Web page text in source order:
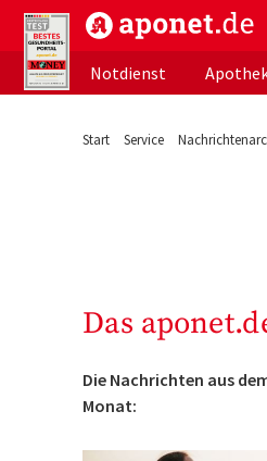
aponet.de - Das
Notdienst
Start Service
Das
Die Nachrichten aus
Monat: